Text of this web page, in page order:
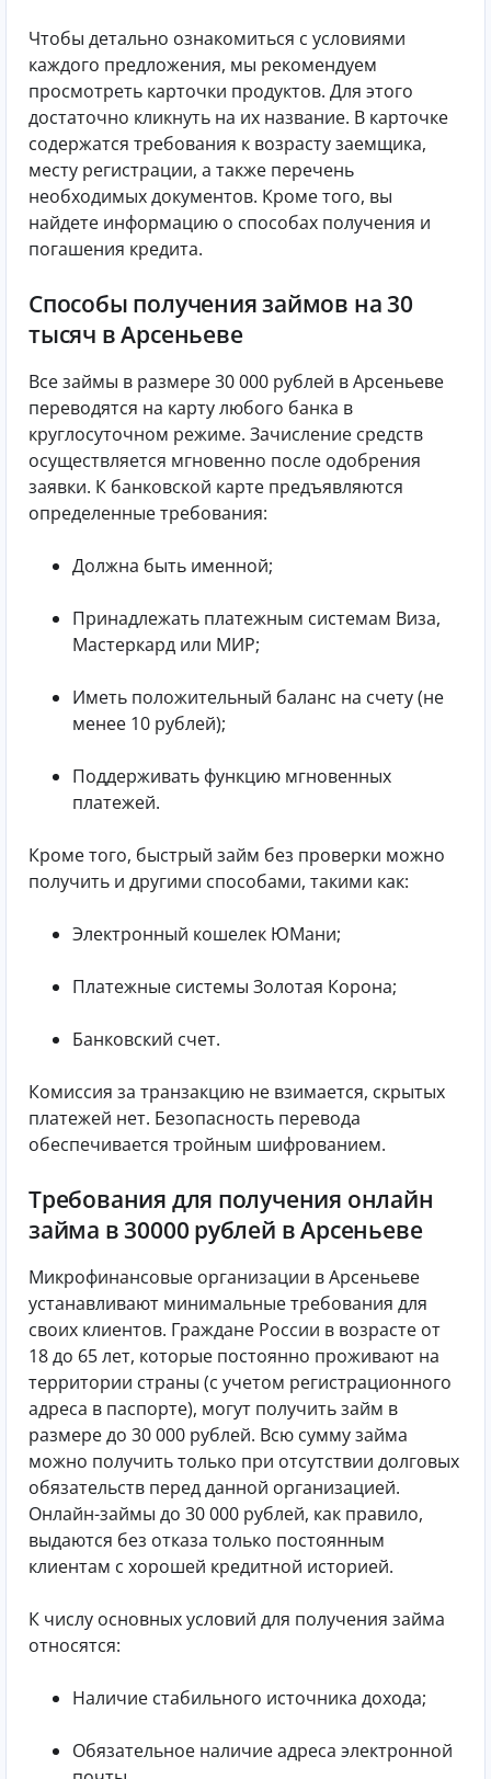
Чтобы детально ознакомиться с условиями
каждого предложения, мы рекомендуем
просмотреть карточки продуктов. Для этого
достаточно кликнуть на их название. В карточке
содержатся требования к возрасту заемщика,
месту регистрации, а также перечень
необходимых документов. Кроме того, вы
найдете информацию о способах получения и
погашения кредита.
Способы получения займов на 30
тысяч в Арсеньеве
Все займы в размере 30 000 рублей в Арсеньеве
переводятся на карту любого банка в
круглосуточном режиме. Зачисление средств
осуществляется мгновенно после одобрения
заявки. К банковской карте предъявляются
определенные требования:
Должна быть именной;
Принадлежать платежным системам Виза,
Мастеркард или МИР;
Иметь положительный баланс на счету (не
менее 10 рублей);
Поддерживать функцию мгновенных
платежей.
Кроме того, быстрый займ без проверки можно
получить и другими способами, такими как:
Электронный кошелек ЮМани;
Платежные системы Золотая Корона;
Банковский счет.
Комиссия за транзакцию не взимается, скрытых
платежей нет. Безопасность перевода
обеспечивается тройным шифрованием.
Требования для получения онлайн
займа в 30000 рублей в Арсеньеве
Микрофинансовые организации в Арсеньеве
устанавливают минимальные требования для
своих клиентов. Граждане России в возрасте от
18 до 65 лет, которые постоянно проживают на
территории страны (с учетом регистрационного
адреса в паспорте), могут получить займ в
размере до 30 000 рублей. Всю сумму займа
можно получить только при отсутствии долговых
обязательств перед данной организацией.
Онлайн-займы до 30 000 рублей, как правило,
выдаются без отказа только постоянным
клиентам с хорошей кредитной историей.
К числу основных условий для получения займа
относятся:
Наличие стабильного источника дохода;
Обязательное наличие адреса электронной